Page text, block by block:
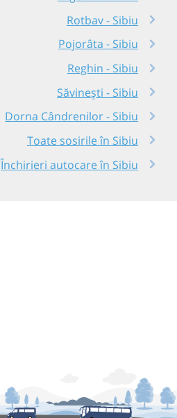
Rotbav - Sibiu
Pojorâta - Sibiu
Reghin - Sibiu
Săvinești - Sibiu
Dorna Cândrenilor - Sibiu
Toate sosirile în Sibiu
Închirieri autocare în Sibiu